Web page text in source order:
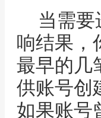
当需
响结果，
最早的几
供账号创
如果账号